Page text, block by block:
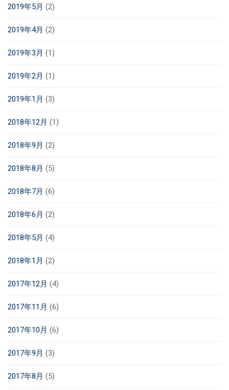
2019年5月 (2)
2019年4月 (2)
2019年3月 (1)
2019年2月 (1)
2019年1月 (3)
2018年12月 (1)
2018年9月 (2)
2018年8月 (5)
2018年7月 (6)
2018年6月 (2)
2018年5月 (4)
2018年1月 (2)
2017年12月 (4)
2017年11月 (6)
2017年10月 (6)
2017年9月 (3)
2017年8月 (5)